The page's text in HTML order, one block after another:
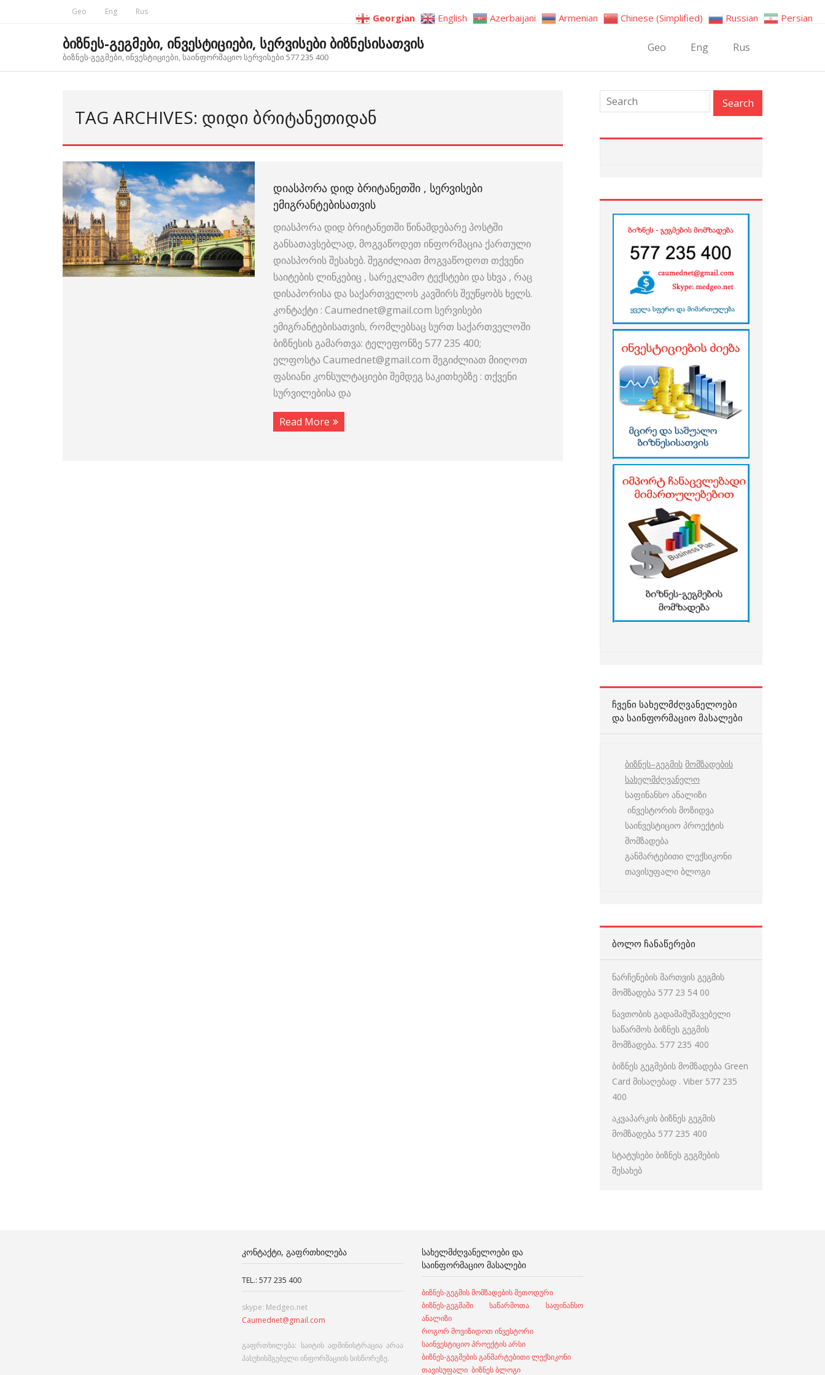
Geo Eng Rus
ბიზნეს-გეგმები, ინვესტიციები, სერვისები ბიზნესისათვის
ბიზნეს-გეგმები, ინვესტიციები, საინფორმაციო სერვისები 577 235 400
Geo Eng Rus
TAG ARCHIVES: ᲓᲘᲓᲘ ᲑᲠᲘᲢᲐᲜᲔᲗᲘᲓᲐᲜ
ᲓᲘᲐᲡᲞᲝᲠᲐ ᲓᲘᲓ ᲑᲠᲘᲢᲐᲜᲔᲗᲨᲘ , ᲡᲔᲠᲕᲘᲡᲔᲑᲘ
ᲔᲛᲘᲒᲠᲐᲜᲢᲔᲑᲘᲡᲐᲗᲕᲘᲡ
დიასპორა დიდ ბრიტანეთში წინამდებარე პოსტში
განსათავსებლად, მოგვაწოდეთ ინფორმაცია ქართული
დიასპორის შესახებ. შეგიძლიათ მოგვაწოდოთ თქვენი
საიტების ლინკებიც , სარეკლამო ტექსტები და სხვა , რაც
დისაპორისა და საქართველოს კავშირს შეუწყობს ხელს.
კონტაქტი : Caumednet@gmail.com სერვისები
ემიგრანტებისათვის, რომლებსაც სურთ საქართველოში
ბიზნესის გამართვა: ტელეფონზე 577 235 400;
ელფოსტა Caumednet@gmail.com შეგიძლიათ მიიღოთ
ფასიანი კონსულტაციები შემდეგ საკითხებზე : თქვენი
სურვილებისა და
Read More
ᲩᲕᲔᲜᲘ ᲡᲐᲮᲔᲚᲛᲫᲦᲕᲐᲜᲔᲚᲝᲔᲑᲘ
ᲓᲐ ᲡᲐᲘᲜᲤᲝᲠᲛᲐᲪᲘᲝ ᲛᲐᲡᲐᲚᲔᲑᲘ
ბიზნეს–გეგმის მომზადების
სახელმძღვანელო
საფინანსო ანალიზი
ინვესტორის მოზიდვა
საინვესტიციო პროექტის
მომზადება
განმარტებითი ლექსიკონი
თავისუფალი ბლოგი
ᲑᲝᲚᲝ ᲩᲐᲜᲐᲬᲔᲠᲔᲑᲘ
ნარჩენების მართვის გეგმის
მომზადება 577 23 54 00
ნავთობის გადამამუშავებელი
საწარმოს ბიზნეს გეგმის
მომზადება. 577 235 400
ბიზნეს გეგმების მომზადება Green
Card მისაღებად . Viber 577 235
400
აკვაპარკის ბიზნეს გეგმის
მომზადება 577 235 400
სტატუსები ბიზნეს გეგმების
შესახებ
ᲙᲝᲜᲢᲐᲥᲢᲘ, ᲒᲐᲤᲠᲗᲮᲘᲚᲔᲑᲐ
TEL.: 577 235 400
skype: Medgeo.net
Caumednet@gmail.com
გაფრთხილება: საიტის ადმინისტრაცია არაა
პასუხისმგებელი ინფორმაციის სისწორეზე.
ᲡᲐᲮᲔᲚᲛᲫᲦᲕᲐᲜᲔᲚᲝᲔᲑᲘ ᲓᲐ
ᲡᲐᲘᲜᲤᲝᲠᲛᲐᲪᲘᲝ ᲛᲐᲡᲐᲚᲔᲑᲘ
ბიზნეს-გეგმის მომზადების მეთოდური
ბიზნეს-გეგმაში საწარმოთა საფინანსო
ანალიზი
როგორ მოვიზიდოთ ინვესტორი
საინვესტიციო პროექტის არსი
ბიზნეს-გეგმების განმარტებითი ლექსიკონი
თავისუფალი ბიზნეს ბლოგი
Georgian English Azerbaijani Armenian Chinese (Simplified) Russian Persian